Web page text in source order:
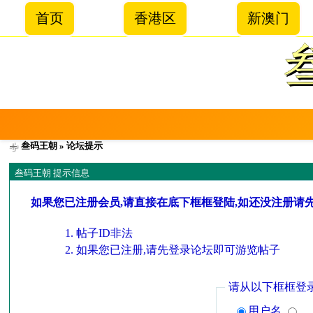
首页 香港区 新澳门
叁码王朝 » 论坛提示
叁码王朝 提示信息
如果您已注册会员,请直接在底下框框登陆,如还没注册请
帖子ID非法
如果您已注册,请先登录论坛即可游览帖子
请从以下框框登
用户名